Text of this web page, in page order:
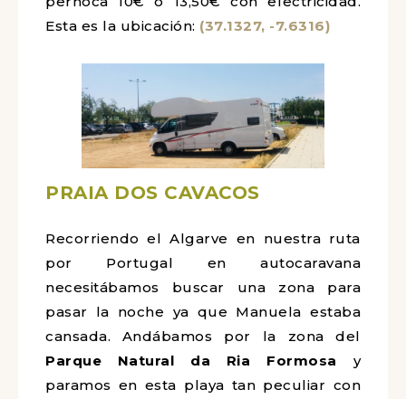
cerca de la playa, de las Salinas y de la
«Vía Algarviana» (ruta a pie y en
agua,wifi, duchas, servicio de lavandería.
Precio de los servicios 5€ (services only)
y de la pernoca 10€ o 13,50€ con
electricidad. Esta es la ubicación:
PRAIA DOS CAVACOS
Recorriendo el Algarve en nuestra ruta